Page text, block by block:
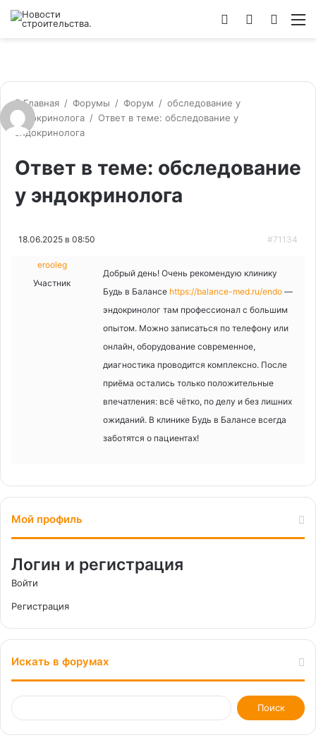
Switch
Войти
Главная / Форумы / Форум / обследование у
эндокринолога / Ответ в теме: обследование у
эндокринолога
Ответ в теме: обследование
у эндокринолога
18.06.2025 в 08:50 #71134
erooleg
Участник
Добрый день! Очень рекомендую клинику
Будь в Балансе https://balance-med.ru/endo —
эндокринолог там профессионал с большим
опытом. Можно записаться по телефону или
онлайн, оборудование современное,
диагностика проводится комплексно. После
приёма остались только положительные
впечатления: всё чётко, по делу и без лишних
ожиданий. В клинике Будь в Балансе всегда
заботятся о пациентах!
Мой профиль
Логин и регистрация
Войти
Регистрация
Искать в форумах